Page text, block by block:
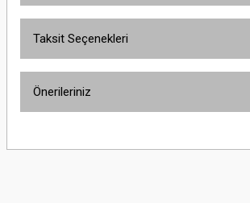
Taksit Seçenekleri
Önerileriniz